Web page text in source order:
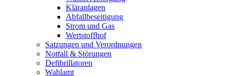
Kläranlagen
Abfallbeseitigung
Strom und Gas
Wertstoffhof
Satzungen und Verordnungen
Notfall & Störungen
Defibrillatoren
Wahlamt